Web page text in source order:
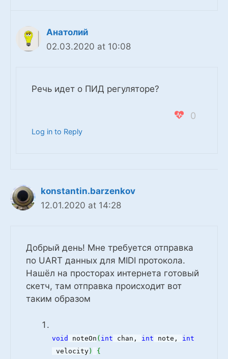
Анатолий
02.03.2020 at 10:08
Речь идет о ПИД регуляторе?
0
Log in to Reply
konstantin.barzenkov
12.01.2020 at 14:28
Добрый день! Мне требуется отправка
по UART данных для MIDI протокола.
Нашёл на просторах интернета готовый
скетч, там отправка происходит вот
таким образом
void noteOn ( int chan, int note, int
velocity)
{